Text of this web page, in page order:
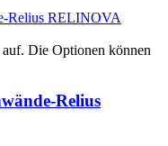
Die Optionen können
Relius